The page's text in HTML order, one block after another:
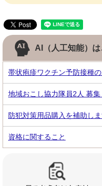
AI（人工知能）は
帯状疱疹ワクチン予防接種
地域おこし協力隊員2人 募集
防犯対策用品購入を補助し
資格に関すること